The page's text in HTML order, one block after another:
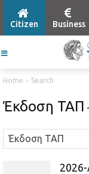
Citizen Business
Home Search
Έκδοση ΤΑΠ